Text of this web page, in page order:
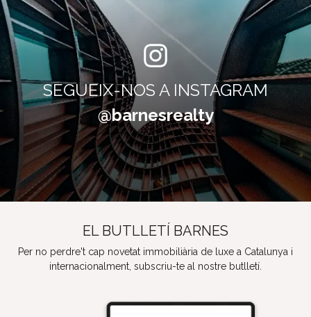
SEGUEIX-NOS A INSTAGRAM
@barnesrealty
EL BUTLLETÍ BARNES
Per no perdre't cap novetat immobiliària de luxe a Catalunya i
internacionalment, subscriu-te al nostre butlletí.